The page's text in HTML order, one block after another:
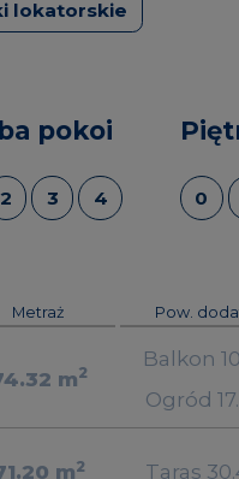
lokatorskie
pokoi
2 3
4
0
Metraż Pow.
m2
Balkon
Ogród
m2 Taras